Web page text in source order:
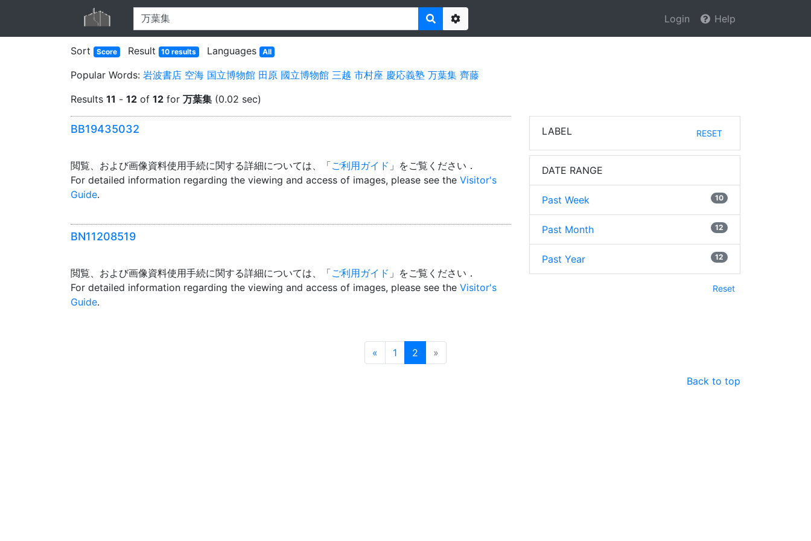
Options
Login Help
Sort Score Result 10 results Languages All
Popular Words: 岩波書店 空海 国立博物館 田原 國立博物館 三越 市村座 慶応義塾 万葉集 齊藤
Results 11 - 12 of 12 for 万葉集 (0.02 sec)
BB19435032
閲覧、および画像資料使用手続に関する詳細については、「ご利用ガイド 」をご覧ください．
For detailed information regarding the viewing and access of images, please see the Visitor's
Guide.
BN11208519
閲覧、および画像資料使用手続に関する詳細については、「ご利用ガイド 」をご覧ください．
For detailed information regarding the viewing and access of images, please see the Visitor's
Guide.
LABEL RESET
DATE RANGE
Past Week 10
Past Month 12
Past Year 12
Reset
« Prev
1 2 Next
»
Back to top